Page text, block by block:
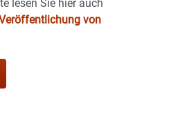
lesen Sie hier auch
von